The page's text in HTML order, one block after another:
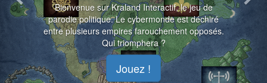
Bienvenue sur Kraland Interactif, le jeu de
parodie politique. Le cybermonde est déchiré
entre plusieurs empires farouchement opposés.
Qui triomphera ?
Jouez !